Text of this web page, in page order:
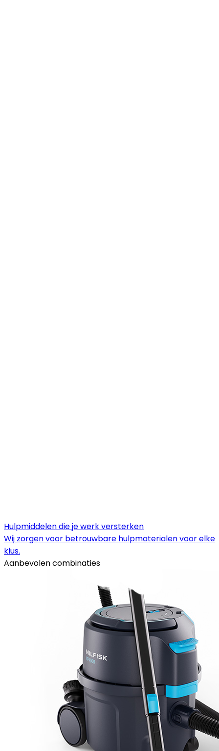
Hulpmiddelen die je werk versterken
Wij zorgen voor betrouwbare hulpmaterialen voor elke
klus.
Aanbevolen combinaties